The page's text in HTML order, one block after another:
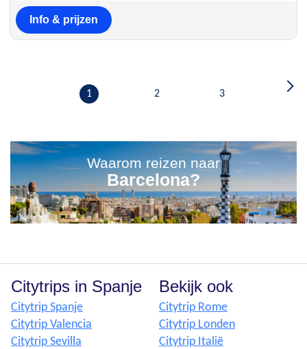
Info & prijzen
1 2 3
Waarom reizen naar
Barcelona?
Citytrips in Spanje
Citytrip Spanje
Citytrip Valencia
Citytrip Sevilla
Bekijk ook
Citytrip Rome
Citytrip Londen
Citytrip Italië